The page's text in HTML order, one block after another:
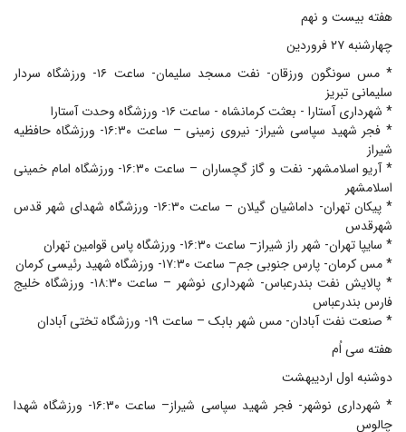
هفته بیست و نهم
چهارشنبه ۲۷ فروردین
* مس سونگون ورزقان- نفت مسجد سلیمان- ساعت ۱۶- ورزشگاه سردار
سلیمانی تبریز
* شهرداری آستارا - بعثت کرمانشاه - ساعت ۱۶- ورزشگاه وحدت آستارا
* فجر شهید سپاسی شیراز- نیروی زمینی – ساعت ۱۶:۳۰- ورزشگاه حافظیه
شیراز
* آریو اسلامشهر- نفت و گاز گچساران – ساعت ۱۶:۳۰- ورزشگاه امام خمینی
اسلامشهر
* پیکان تهران- داماشیان گیلان – ساعت ۱۶:۳۰- ورزشگاه شهدای شهر قدس
شهرقدس
* سایپا تهران- شهر راز شیراز– ساعت ۱۶:۳۰- ورزشگاه پاس قوامین تهران
* مس کرمان- پارس جنوبی جم– ساعت ۱۷:۳۰- ورزشگاه شهید رئیسی کرمان
* پالایش نفت بندرعباس- شهرداری نوشهر – ساعت ۱۸:۳۰- ورزشگاه خلیج
فارس بندرعباس
* صنعت نفت آبادان- مس شهر بابک – ساعت ۱۹- ورزشگاه تختی آبادان
هفته سی اُم
دوشنبه اول اردیبهشت
* شهرداری نوشهر- فجر شهید سپاسی شیراز– ساعت ۱۶:۳۰- ورزشگاه شهدا
چالوس